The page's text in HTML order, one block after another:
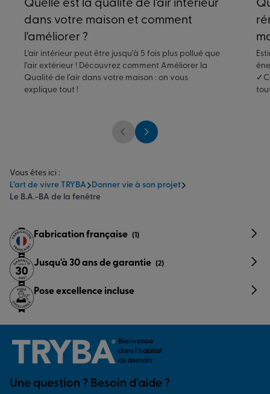
Quelle est la qualité de l'air intérieur
dans votre maison et comment
l'améliorer ?
L'air intérieur peut être jusqu’à 5 fois plus pollué que
l’air extérieur ! Découvrez comment Améliorer la
Qualité de l’air dans votre maison : on vous
explique tout !
Vous êtes ici :
L’art de vivre TRYBA
Donner vie à son projet
Le B.A.-BA de la fenêtre
Fabrication française (1)
Jusqu'à 30 ans de garantie (2)
Pose excellence incluse
Bienvenue
dans l’habitat
de demain
Une question ? Besoin d’aide ?